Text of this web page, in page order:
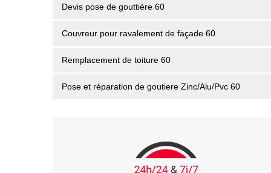
Devis pose de gouttière 60
Couvreur pour ravalement de façade 60
Remplacement de toiture 60
Pose et réparation de goutiere Zinc/Alu/Pvc 60